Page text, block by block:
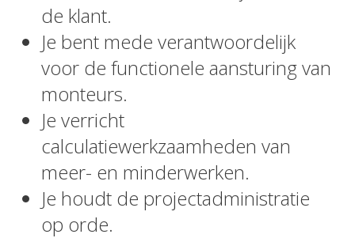
de klant.
Je bent mede verantwoordelijk
voor de functionele aansturing van
monteurs.
Je verricht
calculatiewerkzaamheden van
meer- en minderwerken.
Je houdt de projectadministratie
op orde.